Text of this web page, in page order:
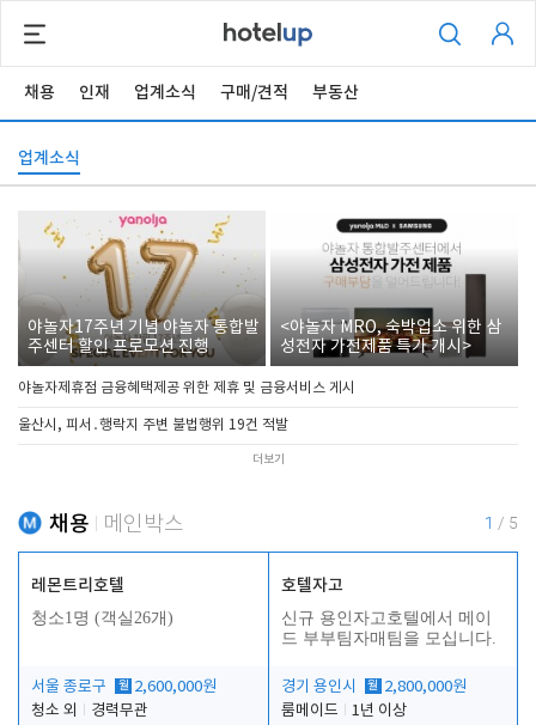
채용 인재 업계소식 구매/견적 부동산
업계소식
야놀자17주년 기념 야놀자 통합발
주센터 할인 프로모션 진행
<야놀자 MRO, 숙박업소 위한 삼
성전자 가전제품 특가 개시>
야놀자제휴점 금융혜택제공 위한 제휴 및 금융서비스 게시
울산시, 피서․행락지 주변 불법행위 19건 적발
더보기
채용 메인박스 1 / 5
레몬트리호텔
청소1명 (객실26개)
서울 종로구 월 2,600,000원
청소 외
경력무관
호텔자고
신규 용인자고호텔에서 메이
드 부부팀자매팀을 모십니다.
경기 용인시 월 2,800,000원
룸메이드
1년 이상